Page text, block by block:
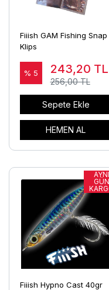
Fiiish GAM Fishing Snap
Klips
% 5 243,20 TL
256,00 TL
Sepete Ekle
HEMEN AL
Fiiish Hypno Cast 40gr